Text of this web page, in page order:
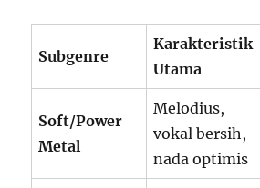
Subgenre
Karakteristik
Utama
Soft/Power
Metal
Melodius,
vokal bersih,
nada optimis